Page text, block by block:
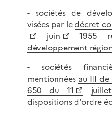
- sociétés de
visées par ledécret
juin
1955
développement
- sociétés
mentionnées au III de
650 du 11
dispositions d'ordre